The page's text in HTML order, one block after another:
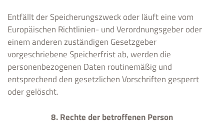
Entfällt der Speicherungszweck oder läuft eine vom
Europäischen Richtlinien- und Verordnungsgeber oder
einem anderen zuständigen Gesetzgeber
vorgeschriebene Speicherfrist ab, werden die
personenbezogenen Daten routinemäßig und
entsprechend den gesetzlichen Vorschriften gesperrt
oder gelöscht.
8. Rechte der betroffenen Person